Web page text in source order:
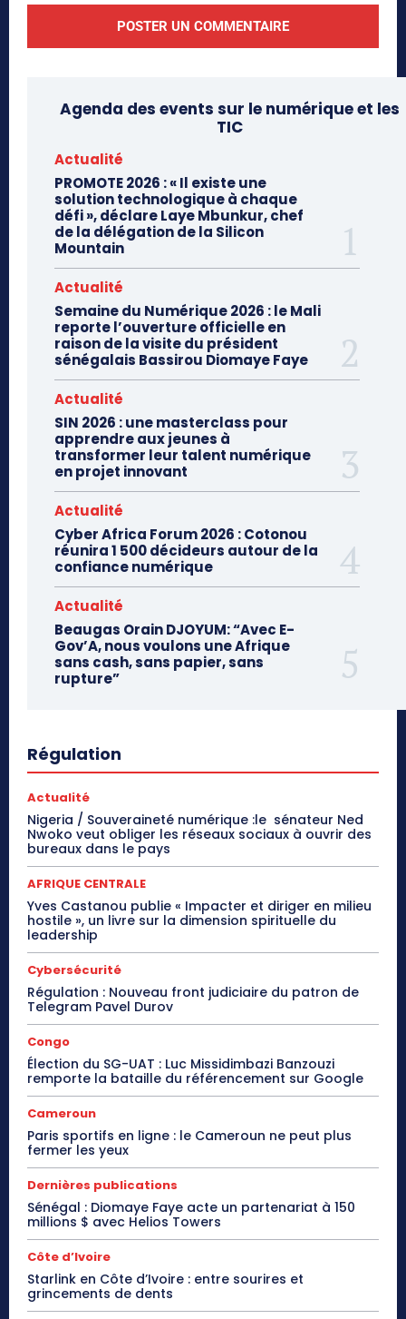
Agenda des events sur le numérique et les
TIC
Actualité
PROMOTE 2026 : « Il existe une
solution technologique à chaque
défi », déclare Laye Mbunkur, chef
de la délégation de la Silicon
Mountain
Actualité
Semaine du Numérique 2026 : le Mali
reporte l’ouverture officielle en
raison de la visite du président
sénégalais Bassirou Diomaye Faye
Actualité
SIN 2026 : une masterclass pour
apprendre aux jeunes à
transformer leur talent numérique
en projet innovant
Actualité
Cyber Africa Forum 2026 : Cotonou
réunira 1 500 décideurs autour de la
confiance numérique
Actualité
Beaugas Orain DJOYUM: “Avec E-
Gov’A, nous voulons une Afrique
sans cash, sans papier, sans
rupture”
Régulation
Actualité
Nigeria / Souveraineté numérique :le sénateur Ned
Nwoko veut obliger les réseaux sociaux à ouvrir des
bureaux dans le pays
AFRIQUE CENTRALE
Yves Castanou publie « Impacter et diriger en milieu
hostile », un livre sur la dimension spirituelle du
leadership
Cybersécurité
Régulation : Nouveau front judiciaire du patron de
Telegram Pavel Durov
Congo
Élection du SG-UAT : Luc Missidimbazi Banzouzi
remporte la bataille du référencement sur Google
Cameroun
Paris sportifs en ligne : le Cameroun ne peut plus
fermer les yeux
Dernières publications
Sénégal : Diomaye Faye acte un partenariat à 150
millions $ avec Helios Towers
Côte d’Ivoire
Starlink en Côte d’Ivoire : entre sourires et
grincements de dents